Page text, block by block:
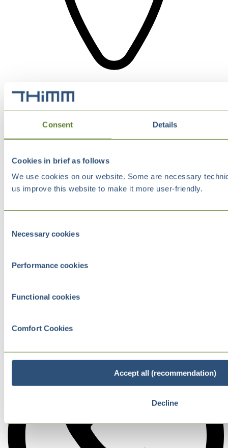
Consent Details
Cookies in brief as follows
We use cookies on our website. Some are necessary
us improve this website to make it more user-friendly.
Selection
Necessary cookies
Performance cookies
Functional cookies
Comfort Cookies
Accept all (recommendation)
Decline